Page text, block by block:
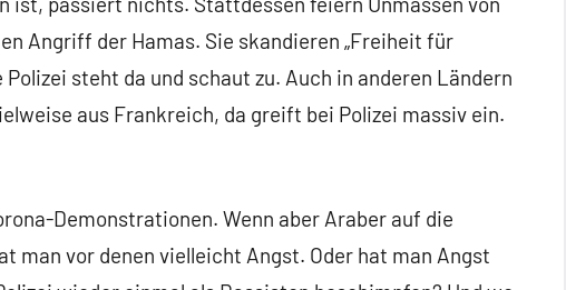
Angriff der Hamas. Sie skandieren „Freiheit für
steht da und schaut zu. Auch in anderen Ländern
aus Frankreich, da greift bei Polizei massiv ein.
Demonstrationen. Wenn aber Araber auf die
man vor denen vielleicht Angst. Oder hat man Angst